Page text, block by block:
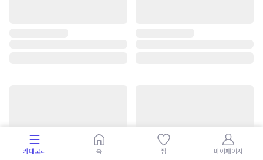
카테고리 홈 찜 마이페이지